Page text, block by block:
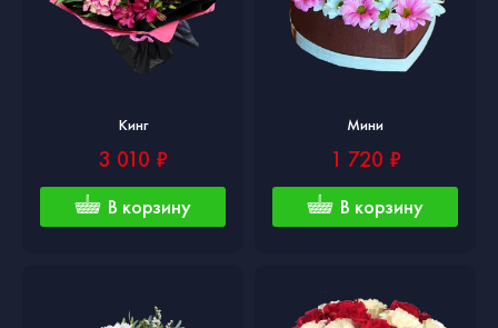
Кинг
3 010 ₽
В корзину
Мини
1 720 ₽
В корзину